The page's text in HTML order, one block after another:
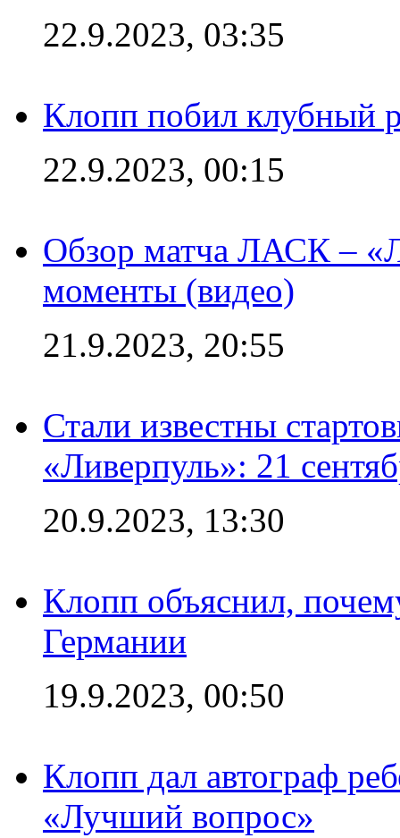
22.9.2023, 03:35
Клопп побил клубный
22.9.2023, 00:15
Обзор матча ЛАСК –
моменты (видео)
21.9.2023, 20:55
Стали известны
«Ливерпуль»: 21
20.9.2023, 13:30
Клопп объяснил,
Германии
19.9.2023, 00:50
Клопп дал автограф
«Лучший вопрос»